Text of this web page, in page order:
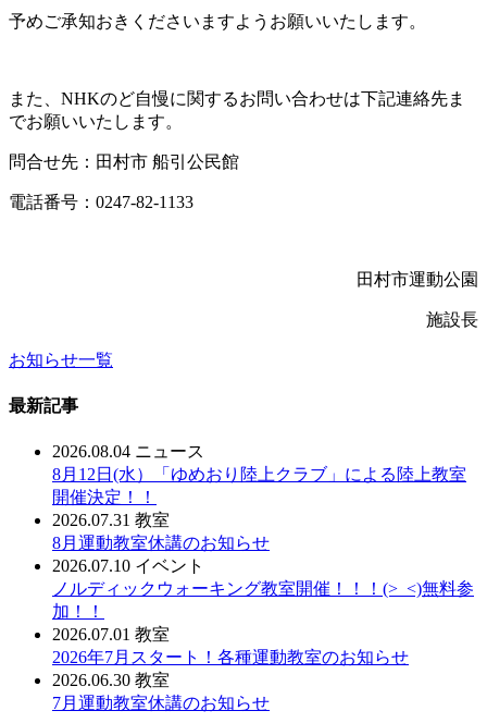
予めご承知おきくださいますようお願いいたします。
また、NHKのど自慢に関するお問い合わせは下記連絡先ま
でお願いいたします。
問合せ先：田村市 船引公民館
電話番号：0247-82-1133
田村市運動公園
施設長
お知らせ一覧
最新記事
2026.08.04 ニュース
8月12日(水）「ゆめおり陸上クラブ」による陸上教室
開催決定！！
2026.07.31 教室
8月運動教室休講のお知らせ
2026.07.10 イベント
ノルディックウォーキング教室開催！！！(>_<)無料参
加！！
2026.07.01 教室
2026年7月スタート！各種運動教室のお知らせ
2026.06.30 教室
7月運動教室休講のお知らせ